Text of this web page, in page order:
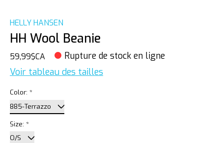
HELLY HANSEN
HH Wool Beanie
59,99$CA Rupture de stock en ligne
Voir tableau des tailles
Color: *
Size: *